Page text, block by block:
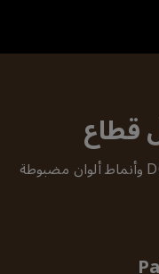
قطاع
دقة احترافية مع تغطية 95٪ من DCI-P3 وأنماط ألوان مضبوطة